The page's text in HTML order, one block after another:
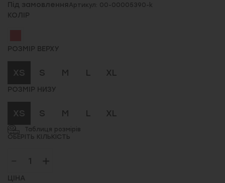
Під замовлення Артикул: 00-00005390-k
КОЛІР
РОЗМІР ВЕРХУ
XS S M L XL
РОЗМІР НИЗУ
XS S M L XL
Таблиця розмірів
ОБЕРІТЬ КІЛЬКІСТЬ
ЦІНА